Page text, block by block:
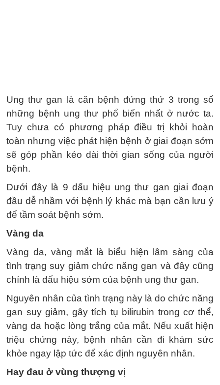
Ung thư gan là căn bệnh đứng thứ 3 trong số
những bệnh ung thư phổ biến nhất ở nước ta.
Tuy chưa có phương pháp điều trị khỏi hoàn
toàn nhưng việc phát hiện bệnh ở giai đoạn sớm
sẽ góp phần kéo dài thời gian sống của người
bệnh.
Dưới đây là 9 dấu hiệu ung thư gan giai đoạn
đầu dễ nhầm với bệnh lý khác mà bạn cần lưu ý
để tầm soát bệnh sớm.
Vàng da
Vàng da, vàng mắt là biểu hiện lâm sàng của
tình trạng suy giảm chức năng gan và đây cũng
chính là dấu hiệu sớm của bệnh ung thư gan.
Nguyên nhân của tình trạng này là do chức năng
gan suy giảm, gây tích tụ bilirubin trong cơ thể,
vàng da hoặc lòng trắng của mắt. Nếu xuất hiện
triệu chứng này, bệnh nhân cần đi khám sức
khỏe ngay lập tức để xác định nguyên nhân.
Hay đau ở vùng thượng vị